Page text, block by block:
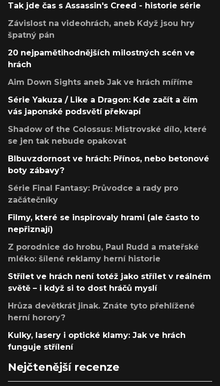
Tak jde čas s Assassin's Creed - historie série
Závislost na videohrách, aneb Když jsou hry
špatný pán
20 nejpamětihodnějších milostných scén ve
hrách
Aim Down Sights aneb Jak ve hrách míříme
Série Yakuza / Like a Dragon: Kde začít a čím
vás japonské podsvětí překvapí
Shadow of the Colossus: Mistrovské dílo, které
se jen tak nebude opakovat
Blbuvzdornost ve hrách: Přínos, nebo betonové
boty zábavy?
Série Final Fantasy: Průvodce a rady pro
začátečníky
Filmy, které se inspirovaly hrami (ale často to
nepřiznají)
Z porodnice do hrobu, Paul Rudd a mateřské
mléko: šílené reklamy herní historie
Střílet ve hrách není totéž jako střílet v reálném
světě – i když si to dost hráčů myslí
Hrůza devětkrát jinak. Znáte tyto přehlížené
herní horory?
Kulky, lasery i optické klamy: Jak ve hrách
funguje střílení
Nejčtenější recenze